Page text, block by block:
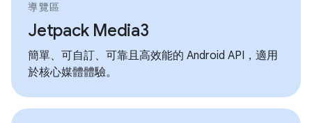
導覽區
Jetpack Media3
簡單、可自訂、可靠且高效能的 Android API，適用
於核心媒體體驗。